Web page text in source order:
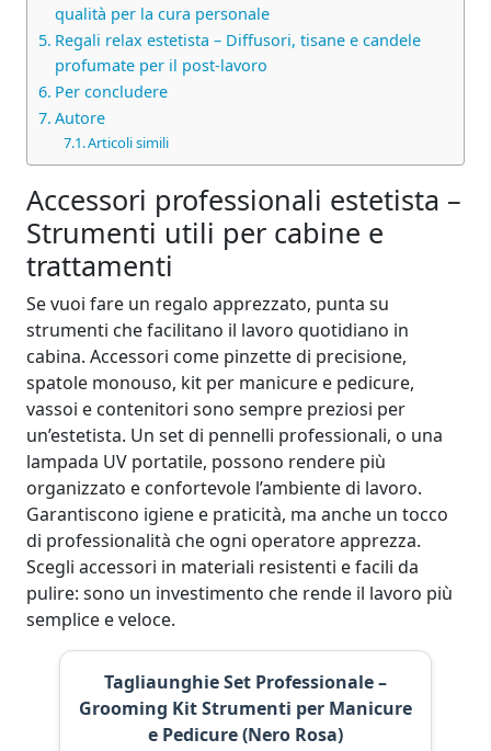
qualità per la cura personale
Regali relax estetista – Diffusori, tisane e candele
profumate per il post-lavoro
Per concludere
Autore
Articoli simili
Accessori professionali estetista –
Strumenti utili per cabine e
trattamenti
Se vuoi fare un regalo apprezzato, punta su
strumenti che facilitano il lavoro quotidiano in
cabina. Accessori come pinzette di precisione,
spatole monouso, kit per manicure e pedicure,
vassoi e contenitori sono sempre preziosi per
un’estetista. Un set di pennelli professionali, o una
lampada UV portatile, possono rendere più
organizzato e confortevole l’ambiente di lavoro.
Garantiscono igiene e praticità, ma anche un tocco
di professionalità che ogni operatore apprezza.
Scegli accessori in materiali resistenti e facili da
pulire: sono un investimento che rende il lavoro più
semplice e veloce.
Tagliaunghie Set Professionale –
Grooming Kit Strumenti per Manicure
e Pedicure (Nero Rosa)